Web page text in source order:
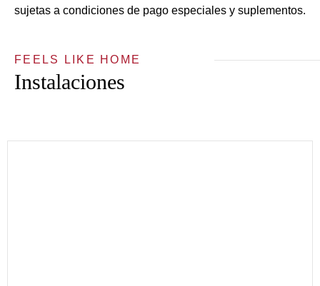
sujetas a condiciones de pago especiales y suplementos.
FEELS LIKE HOME
Instalaciones